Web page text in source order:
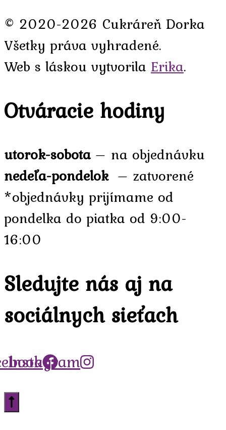
© 2020-2026 Cukráreň Dorka
Všetky práva vyhradené.
Web s láskou vytvorila Erika.
Otváracie hodiny
utorok-sobota– na objednávku
nedeľa-pondelok – zatvorené
*objednávky prijímame od
pondelka do piatka od 9:00-
16:00
Sledujte nás aj na
sociálnych sieťach
Instagram